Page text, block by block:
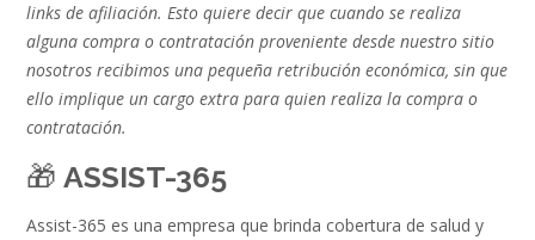
links de afiliación. Esto quiere decir que cuando se realiza
alguna compra o contratación proveniente desde nuestro sitio
nosotros recibimos una pequeña retribución económica, sin que
ello implique un cargo extra para quien realiza la compra o
contratación.
🎁 ASSIST-365
Assist-365 es una empresa que brinda cobertura de salud y